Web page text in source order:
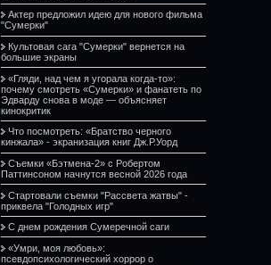
Актер предложил идею для нового фильма
"Сумерки"
Культовая сага "Сумерки" вернется на
большие экраны
«Гляди, над чем я угорала когда-то»:
почему смотреть «Сумерки» и фанатеть по
Эдварду снова в моде — объясняет
кинокритик
Что посмотреть: «Братство черного
кинжала» - экранизация книг Дж.Р.Уорд
Съемки «Бэтмена-2» с Робертом
Паттинсоном начнутся весной 2026 года
Стартовали съемки "Рассвета жатвы" -
приквела "Голодных игр"
С днем рождения Сумеречной саги
«Умри, моя любовь»:
псевдопсихологический хоррор о